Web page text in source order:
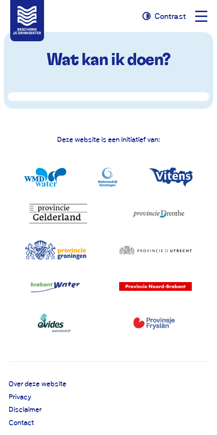
Naar
navigatie
Naar
inhoud
Contrast
Contrast
Wat kan ik doen?
Deze website is een initiatief van:
Over deze website
Privacy
Disclaimer
Contact